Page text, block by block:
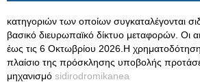
κατηγοριών των οποίων συγκαταλέγονται
βασικό διευρωπαϊκό δίκτυο μεταφορών. Οι
έως τις 6 Οκτωβρίου 2026.Η χρηματοδότηση
πλαίσιο της πρόσκλησης υποβολής
μηχανισμό sidirodromikanea